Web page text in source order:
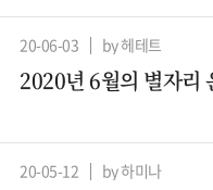
20-06-03 by 헤테트
2020년 6월의 별자리
20-05-12 by 하미나